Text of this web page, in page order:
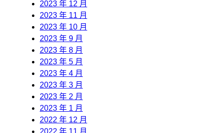
2023 年 12 月
2023 年 11 月
2023 年 10 月
2023 年 9 月
2023 年 8 月
2023 年 5 月
2023 年 4 月
2023 年 3 月
2023 年 2 月
2023 年 1 月
2022 年 12 月
2022 年 11 月